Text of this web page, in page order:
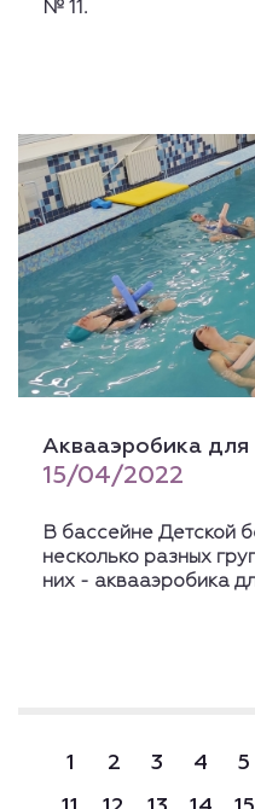
№ 11.
Аквааэробика для
15/04/2022
В бассейне Детской
несколько разных
них - аквааэробика
1 2 3 4 5